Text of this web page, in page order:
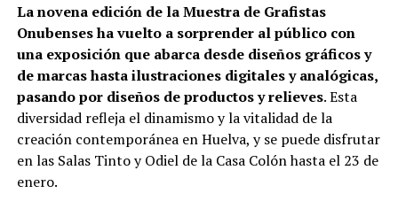
La novena edición de la Muestra de Grafistas
Onubenses ha vuelto a sorprender al público con
una exposición que abarca desde diseños gráficos y
de marcas hasta ilustraciones digitales y analógicas,
pasando por diseños de productos y relieves. Esta
diversidad refleja el dinamismo y la vitalidad de la
creación contemporánea en Huelva, y se puede disfrutar
en las Salas Tinto y Odiel de la Casa Colón hasta el 23 de
enero.